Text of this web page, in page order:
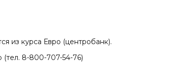
из курса Евро (центробанк).
8-800-707-54-76)